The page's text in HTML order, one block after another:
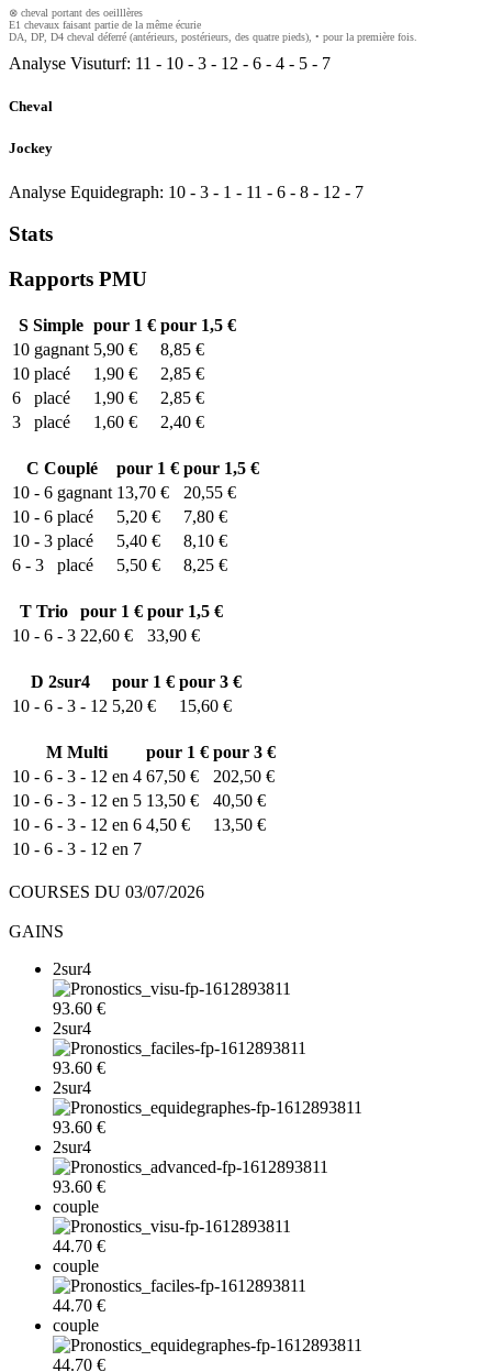
⊗ cheval portant des oeilllères
E1 chevaux faisant partie de la même écurie
DA, DP, D4 cheval déferré (antérieurs, postérieurs, des quatre pieds), • pour la première fois.
Analyse Visuturf: 11 - 10 - 3 - 12 - 6 - 4 - 5 - 7
Cheval
Jockey
Analyse Equidegraph: 10 - 3 - 1 - 11 - 6 - 8 - 12 - 7
Stats
Rapports PMU
SSimple pour 1 € pour 1,5 €
10 gagnant 5,90 €
8,85 €
10 placé 1,90 €
2,85 €
6
placé 1,90 €
2,85 €
3
placé 1,60 € 2,40 €
C Couplé pour 1 € pour 1,5 €
10 - 6 gagnant 13,70 €
20,55 €
10 - 6 placé 5,20 €
7,80 €
10 - 3 placé 5,40 €
8,10 €
6 - 3
placé 5,50 € 8,25 €
T Trio pour 1 € pour 1,5 €
10 - 6 - 3 22,60 € 33,90 €
D 2sur4 pour 1 € pour 3 €
10 - 6 - 3 - 12 5,20 € 15,60 €
M Multi pour 1 € pour 3 €
10 - 6 - 3 - 12 en 4 67,50 €
202,50 €
10 - 6 - 3 - 12 en 5 13,50 €
40,50 €
10 - 6 - 3 - 12 en 6 4,50 €
13,50 €
10 - 6 - 3 - 12 en 7
COURSES DU 03/07/2026
GAINS
2sur4
93.60 €
2sur4
93.60 €
2sur4
93.60 €
2sur4
93.60 €
couple
44.70 €
couple
44.70 €
couple
44.70 €